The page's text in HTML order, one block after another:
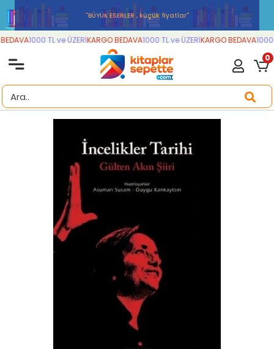
''BÜYÜK ESERLER , küçük fiyatlar''
1000 TL ve ÜZERİKARGO BEDAVA1000 TL ve ÜZERİKARGO BEDAVA1000
0